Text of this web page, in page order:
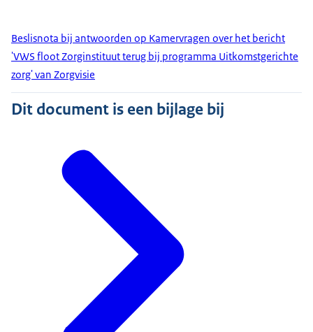
Beslisnota bij antwoorden op Kamervragen over het bericht
'VWS floot Zorginstituut terug bij programma Uitkomstgerichte
zorg' van Zorgvisie
Dit document is een bijlage bij